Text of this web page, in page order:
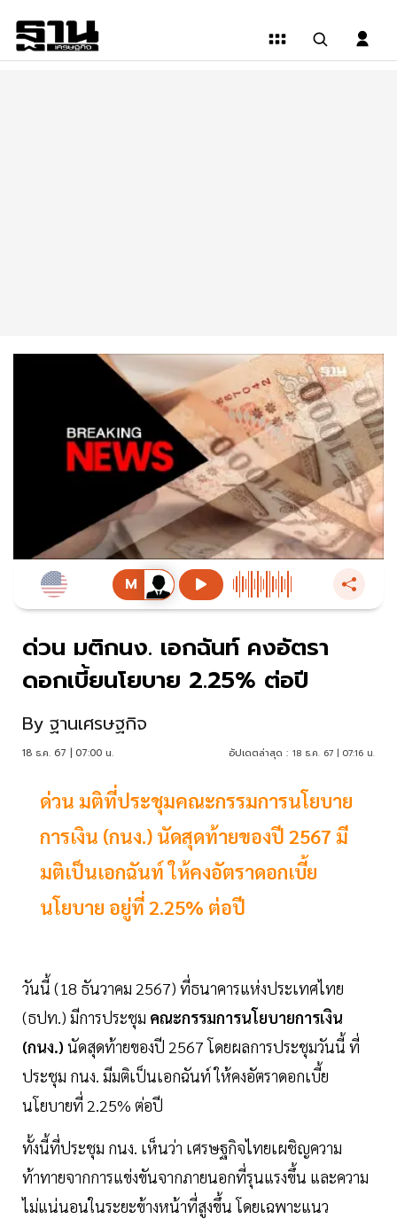
ด่วน มติกนง. เอกฉันท์ คงอัตรา
ดอกเบี้ยนโยบาย 2.25% ต่อปี
By ฐานเศรษฐกิจ
18 ธ.ค. 67 | 07:00 น. อัปเดตล่าสุด : 18 ธ.ค. 67 | 07:16 น.
ด่วน มติที่ประชุมคณะกรรมการนโยบาย
การเงิน (กนง.) นัดสุดท้ายของปี 2567 มี
มติเป็นเอกฉันท์ ให้คงอัตราดอกเบี้ย
นโยบาย อยู่ที่ 2.25% ต่อปี
วันนี้ (18 ธันวาคม 2567) ที่ธนาคารแห่งประเทศไทย
(ธปท.) มีการประชุม คณะกรรมการนโยบายการเงิน
(กนง.) นัดสุดท้ายของปี 2567 โดยผลการประชุมวันนี้ ที่
ประชุม กนง. มีมติเป็นเอกฉันท์ ให้คงอัตราดอกเบี้ย
นโยบายที่ 2.25% ต่อปี
ทั้งนี้ที่ประชุม กนง. เห็นว่า เศรษฐกิจไทยเผชิญความ
ท้าทายจากการแข่งขันจากภายนอกที่รุนแรงขึ้น และความ
ไม่แน่นอนในระยะข้างหน้าที่สูงขึ้น โดยเฉพาะแนว